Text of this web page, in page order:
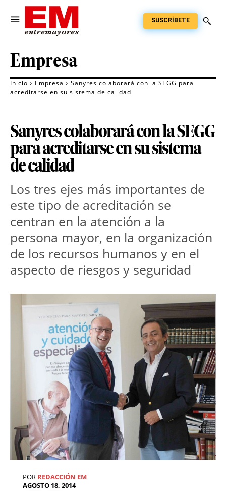
SUSCRÍBETE
Empresa
Inicio Empresa
Sanyres colaborará con la SEGG para
acreditarse en su sistema de calidad
Sanyres colaborará con la SEGG
para acreditarse en su sistema
de calidad
Los tres ejes más importantes de
este tipo de acreditación se
centran en la atención a la
persona mayor, en la organización
de los recursos humanos y en el
aspecto de riesgos y seguridad
POR REDACCIÓN EM
AGOSTO 18, 2014